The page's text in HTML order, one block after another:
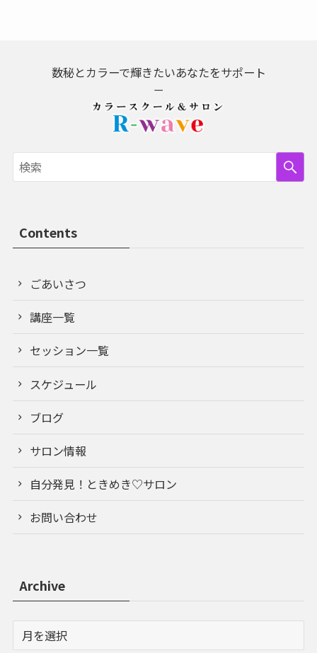
数秘とカラーで輝きたいあなたをサポート
－
Contents
ごあいさつ
講座一覧
セッション一覧
スケジュール
ブログ
サロン情報
自分発見！ときめき♡サロン
お問い合わせ
Archive